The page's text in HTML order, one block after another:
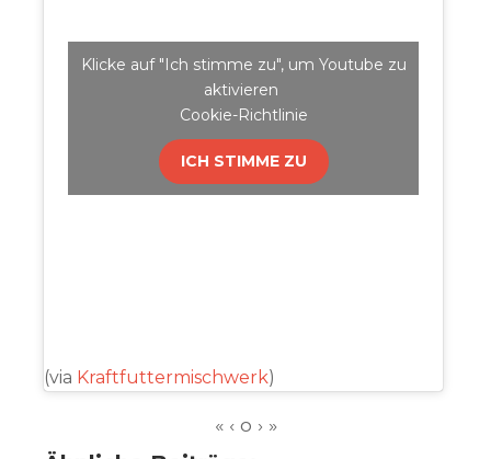
(via Kraftfuttermischwerk)
Klicke auf "Ich stimme zu", um Youtube zu
aktivieren
Cookie-Richtlinie
ICH STIMME ZU